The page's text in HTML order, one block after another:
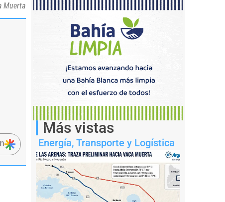
Muerta
Más vistas
Energía, Transporte y Logística